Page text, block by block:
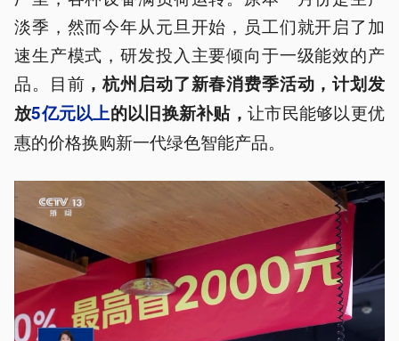
淡季，然而今年从元旦开始，员工们就开启了加
速生产模式，研发投入主要倾向于一级能效的产
品。目前 ，杭州启动了新春消费季活动，计划发
放5亿元以上的以旧换新补贴，让市民能够以更优
惠的价格换购新一代绿色智能产品。